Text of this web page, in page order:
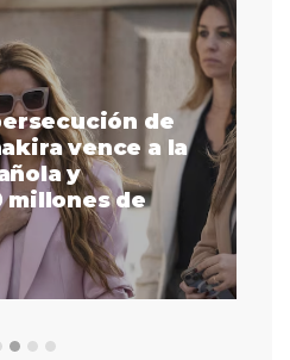
de
vence a la
y
millones de